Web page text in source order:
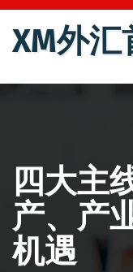
跳
XM外汇
四大主
产、产
机遇